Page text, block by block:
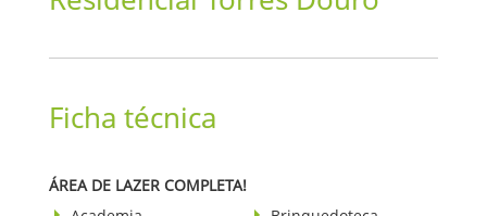
Ficha técnica
ÁREA DE LAZER COMPLETA!